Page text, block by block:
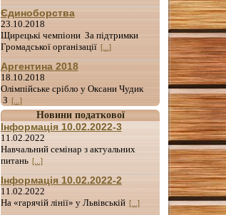
Єдиноборства
23.10.2018
Щирецькі чемпіони За підтримки
Громадської організації [...]
Аргентина 2018
18.10.2018
Олімпійське срібло у Оксани Чудик
З [...]
Новини податкової
Інформація 10.02.2022-3
11.02.2022
Навчальний семінар з актуальних
питань [...]
Інформація 10.02.2022-2
11.02.2022
На «гарячій лінії» у Львівській [...]